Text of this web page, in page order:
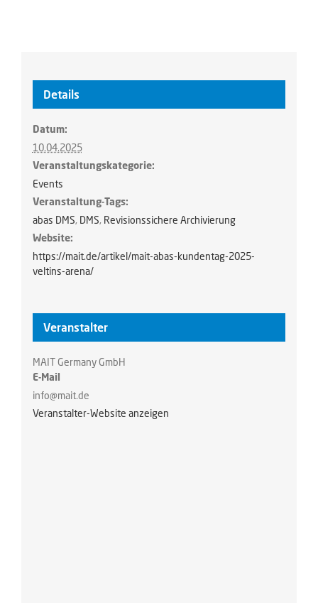
Details
Datum:
10.04.2025
Veranstaltungskategorie:
Events
Veranstaltung-Tags:
abas DMS, DMS, Revisionssichere Archivierung
Website:
https://mait.de/artikel/mait-abas-kundentag-2025-
veltins-arena/
Veranstalter
MAIT Germany GmbH
E-Mail
info@mait.de
Veranstalter-Website anzeigen